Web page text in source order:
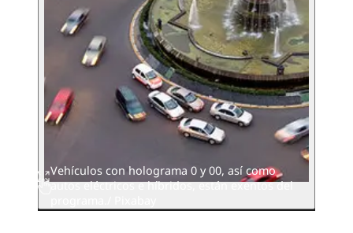
Vehículos con holograma 0 y 00, así como
autos eléctricos e híbridos, están exentos del